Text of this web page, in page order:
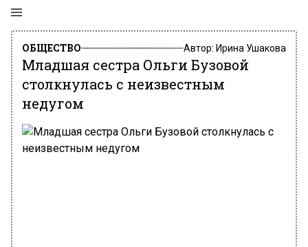
ОБЩЕСТВО Автор: Ирина Ушакова
Младшая сестра Ольги Бузовой
столкнулась с неизвестным
недугом